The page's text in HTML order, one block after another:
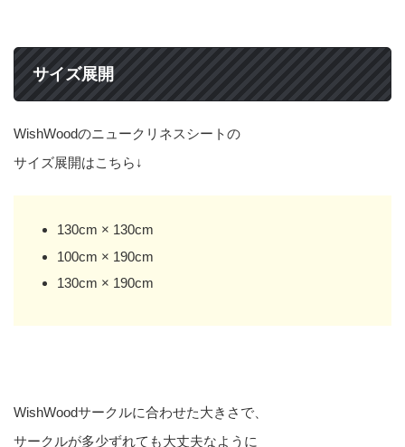
サイズ展開
WishWoodのニュークリネスシートの
サイズ展開はこちら↓
130cm × 130cm
100cm × 190cm
130cm × 190cm
WishWoodサークルに合わせた大きさで、
サークルが多少ずれても大丈夫なように